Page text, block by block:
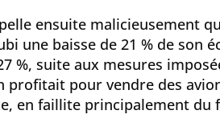
ensuite malicieusement
une baisse de 21 % de son
%, suite aux mesures
profitait pour vendre des
en faillite principalement du